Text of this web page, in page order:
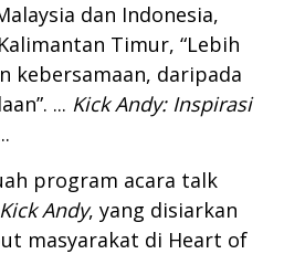
dan Indonesia,
Timur, “Lebih
kebersamaan, daripada
... Kick Andy: Inspirasi
program acara talk
Kick Andy, yang disiarkan
masyarakat di Heart of